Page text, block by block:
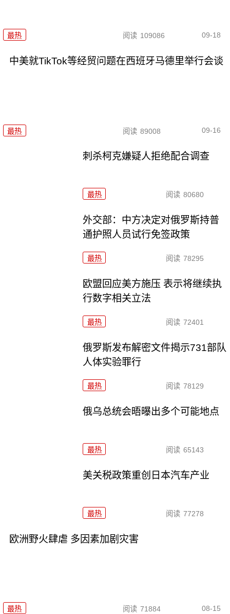
最热 阅读 109086 09-18
中美就TikTok等经贸问题在西班牙马德里举行会谈
最热 阅读 89008 09-16
刺杀柯克嫌疑人拒绝配合调查
最热 阅读 80680
外交部：中方决定对俄罗斯持普
通护照人员试行免签政策
最热 阅读 78295
欧盟回应美方施压 表示将继续执
行数字相关立法
最热 阅读 72401
俄罗斯发布解密文件揭示731部队
人体实验罪行
最热 阅读 78129
俄乌总统会晤曝出多个可能地点
最热 阅读 65143
美关税政策重创日本汽车产业
最热 阅读 77278
欧洲野火肆虐 多因素加剧灾害
最热 阅读 71884 08-15